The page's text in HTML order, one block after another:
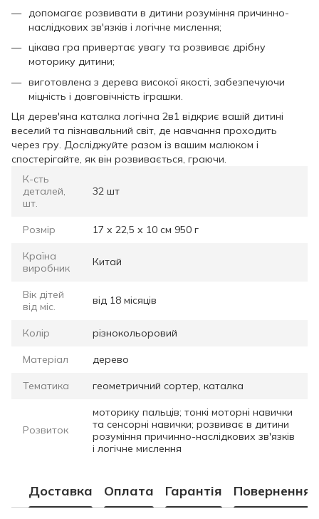
допомагає розвивати в дитини розуміння причинно-
наслідкових зв'язків і логічне мислення;
цікава гра привертає увагу та розвиває дрібну
моторику дитини;
виготовлена з дерева високої якості, забезпечуючи
міцність і довговічність іграшки.
Ця дерев'яна каталка логічна 2в1 відкриє вашій дитині
веселий та пізнавальний світ, де навчання проходить
через гру. Досліджуйте разом із вашим малюком і
спостерігайте, як він розвивається, граючи.
К-сть
деталей,
шт.
32 шт
Розмір 17 х 22,5 х 10 см 950 г
Країна
виробник
Китай
Вік дітей
від міс.
від 18 місяців
Колір різнокольоровий
Матеріал дерево
Тематика геометричний сортер, каталка
Розвиток
моторику пальців; тонкі моторні навички
та сенсорні навички; розвиває в дитини
розуміння причинно-наслідкових зв'язків
і логічне мислення
Доставка Оплата Гарантія Повернення